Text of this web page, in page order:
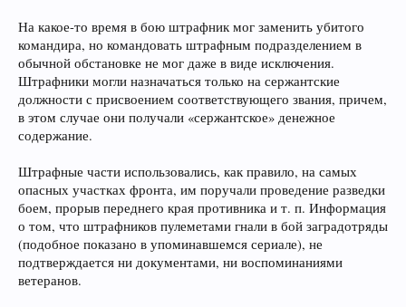
На какое-то время в бою штрафник мог заменить убитого
командира, но командовать штрафным подразделением в
обычной обстановке не мог даже в виде исключения.
Штрафники могли назначаться только на сержантские
должности с присвоением соответствующего звания, причем,
в этом случае они получали «сержантское» денежное
содержание.
Штрафные части использовались, как правило, на самых
опасных участках фронта, им поручали проведение разведки
боем, прорыв переднего края противника и т. п. Информация
о том, что штрафников пулеметами гнали в бой заградотряды
(подобное показано в упоминавшемся сериале), не
подтверждается ни документами, ни воспоминаниями
ветеранов.